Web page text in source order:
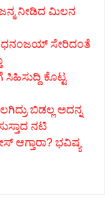
ಜನ್ಮ ನೀಡಿದ ಮಿಲನ
ಧನಂಜಯ್ ಸೇರಿದಂತೆ
ಕೊಟ್ಟ
ಬಿಡಲ್ಲ ಅದನ್ನ
ನಟಿ
ಆಗ್ತಾರಾ? ಭವಿಷ್ಯ